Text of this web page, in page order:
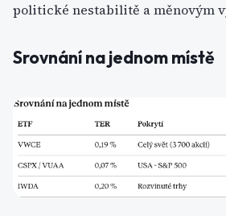
politické nestabilitě a měnovým
Srovnání na jednom místě